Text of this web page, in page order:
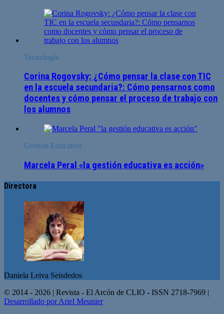
Tecnología
Corina Rogovsky: ¿Cómo pensar la clase con TIC
en la escuela secundaria?: Cómo pensarnos como
docentes y cómo pensar el proceso de trabajo con
los alumnos
Gestión Educativa
Marcela Peral «la gestión educativa es acción»
Directora
Daniela Leiva Seisdedos
© 2014 - 2026 | Revista - El Arcón de CLIO - ISSN 2718-7969 |
Desarrollado por Ariel Meunier